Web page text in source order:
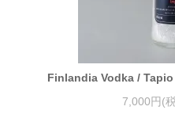
Finlandia Vodka /
7,000円(